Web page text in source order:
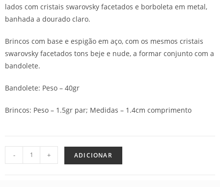
lados com cristais swarovsky facetados e borboleta em metal,
banhada a dourado claro.
Brincos com base e espigão em aço, com os mesmos cristais
swarovsky facetados tons beje e nude, a formar conjunto com a
bandolete.
Bandolete: Peso – 40gr
Brincos: Peso – 1.5gr par; Medidas – 1.4cm comprimento
- + ADICIONAR